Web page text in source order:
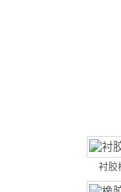
衬胶